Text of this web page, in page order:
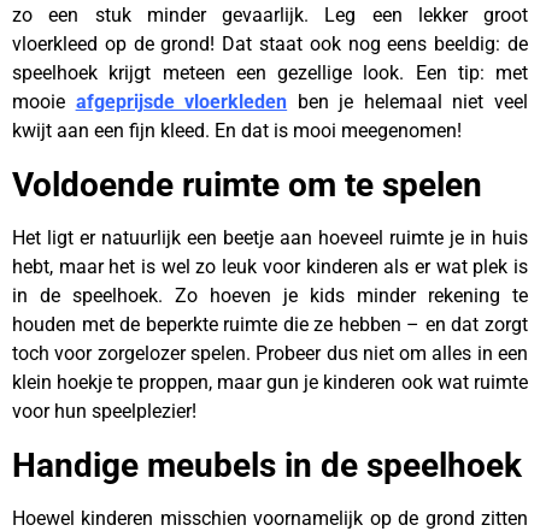
zo een stuk minder gevaarlijk. Leg een lekker groot
vloerkleed op de grond! Dat staat ook nog eens beeldig: de
speelhoek krijgt meteen een gezellige look. Een tip: met
mooie afgeprijsde vloerkleden ben je helemaal niet veel
kwijt aan een fijn kleed. En dat is mooi meegenomen!
Voldoende ruimte om te spelen
Het ligt er natuurlijk een beetje aan hoeveel ruimte je in huis
hebt, maar het is wel zo leuk voor kinderen als er wat plek is
in de speelhoek. Zo hoeven je kids minder rekening te
houden met de beperkte ruimte die ze hebben – en dat zorgt
toch voor zorgelozer spelen. Probeer dus niet om alles in een
klein hoekje te proppen, maar gun je kinderen ook wat ruimte
voor hun speelplezier!
Handige meubels in de speelhoek
Hoewel kinderen misschien voornamelijk op de grond zitten